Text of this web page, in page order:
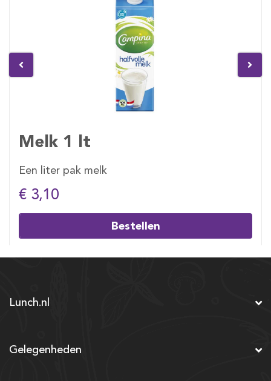
Melk 1 lt
Een liter pak melk
€ 3,10
Bestellen
Lunch.nl
Gelegenheden